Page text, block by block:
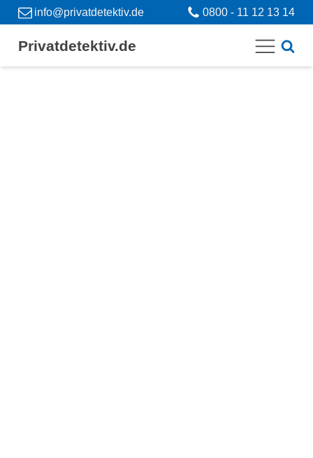
info@privatdetektiv.de 0800 - 11 12 13 14
Privatdetektiv.de